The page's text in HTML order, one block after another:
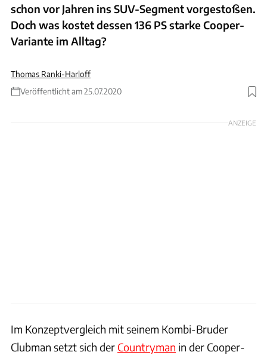
schon vor Jahren ins SUV-Segment vorgestoßen.
Doch was kostet dessen 136 PS starke Cooper-
Variante im Alltag?
Thomas Ranki-Harloff
Veröffentlicht am 25.07.2020
Foto: Achim Hartmann
ANZEIGE
Im Konzeptvergleich mit seinem Kombi-Bruder
Clubman setzt sich der Countryman in der Cooper-